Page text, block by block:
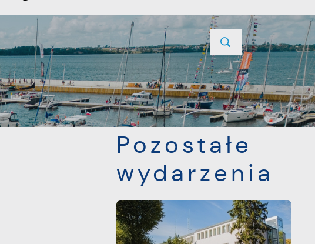
INWESTYCJE PROJEKTY UNIJNE KONTAKT
POPRZEDNI NASTĘPNY
Pozostałe
wydarzenia